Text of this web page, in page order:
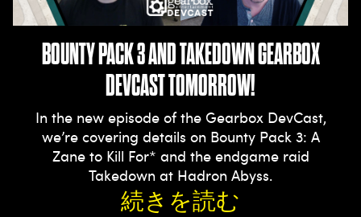
BOUNTY PACK 3 AND TAKEDOWN GEARBOX
DEVCAST TOMORROW!
In the new episode of the Gearbox DevCast,
we’re covering details on Bounty Pack 3: A
Zane to Kill For* and the endgame raid
Takedown at Hadron Abyss.
続きを読む